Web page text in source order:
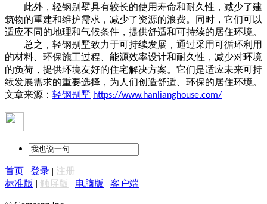
此外，轻钢别墅具有较长的使用寿命和耐久性，减少了建
筑物的重建和维护需求，减少了资源的浪费。同时，它们可以
适应不同的地理和气候条件，提供舒适和可持续的居住环境。
总之，轻钢别墅致力于可持续发展，通过采用可循环利用
的材料、环保施工过程、能源效率设计和耐久性，减少对环境
的负荷，提供环境友好的住宅解决方案。它们是适应未来可持
续发展需求的重要选择，为人们创造舒适、环保的居住环境。
文章来源： 轻钢别墅 https://www.hanlianghouse.com/
首页 | 登录 | 注册
标准版 | 触屏版 | 电脑版 | 客户端